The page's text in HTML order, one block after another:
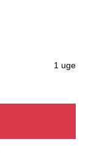
1 uge